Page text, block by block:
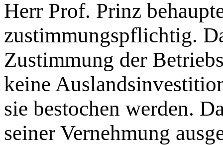
Herr Prof. Prinz
zustimmungspflichtig.
Zustimmung der
keine
sie bestochen werden.
seiner Vernehmung